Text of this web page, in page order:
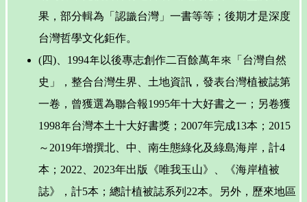
果，部分輯為「認識台灣」一書等等；後期才是深度
台灣哲學文化鉅作。
(四)、1994年以後專志創作二百餘萬年來「台灣自然
史」，整合台灣生界、土地資訊，發表台灣植被誌第
一卷，曾獲選為聯合報1995年十大好書之一；另卷獲
1998年台灣本土十大好書獎；2007年完成13本；2015
～2019年增撰北、中、南生態綠化及綠島海岸，計4
本；2022、2023年出版《唯我玉山》、《海岸植被
誌》，計5本；總計植被誌系列22本。另外，歷來地區